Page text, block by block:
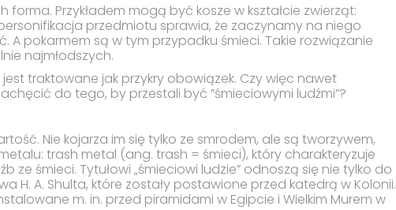
Przykładem mogą być kosze w kształcie zwierząt:
przedmiotu sprawia, że zaczynamy na niego
A pokarmem są w tym przypadku śmieci. Takie rozwiązanie
najmłodszych.
traktowane jak przykry obowiązek. Czy więc nawet
do tego, by przestali być ”śmieciowymi ludźmi”?
Nie kojarza im się tylko ze smrodem, ale są tworzywem,
trash metal (ang. trash = śmieci), który charakteryzuje
ze śmieci. Tytułowi „śmieciowi ludzie” odnoszą się nie tylko do
H. A. Shulta, które zostały postawione przed katedrą w Kolonii.
m. in. przed piramidami w Egipcie i Wielkim Murem w